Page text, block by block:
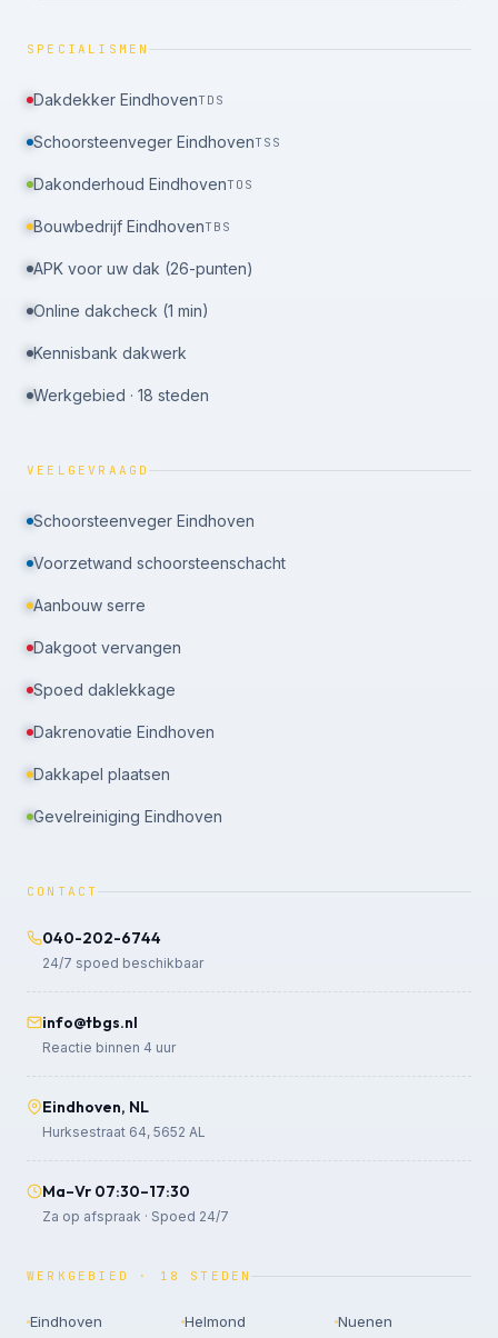
SPECIALISMEN
Dakdekker EindhovenTDS
Schoorsteenveger EindhovenTSS
Dakonderhoud EindhovenTOS
Bouwbedrijf EindhovenTBS
APK voor uw dak (26-punten)
Online dakcheck (1 min)
Kennisbank dakwerk
Werkgebied · 18 steden
VEELGEVRAAGD
Schoorsteenveger Eindhoven
Voorzetwand schoorsteenschacht
Aanbouw serre
Dakgoot vervangen
Spoed daklekkage
Dakrenovatie Eindhoven
Dakkapel plaatsen
Gevelreiniging Eindhoven
CONTACT
040-202-6744
24/7 spoed beschikbaar
info@tbgs.nl
Reactie binnen 4 uur
Eindhoven, NL
Hurksestraat 64, 5652 AL
Ma–Vr 07:30–17:30
Za op afspraak · Spoed 24/7
WERKGEBIED · 18 STEDEN
Eindhoven Helmond
Nuenen